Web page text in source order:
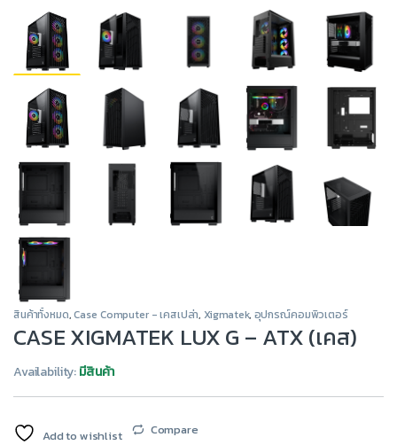
สินค้าทั้งหมด,Case Computer - เคสเปล่า, Xigmatek, อุปกรณ์คอมพิวเตอร์
CASE XIGMATEK LUX G – ATX (เคส)
Availability:มีสินค้า
Add to wishlist Compare